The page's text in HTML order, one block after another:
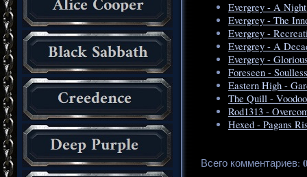
Evergrey - A
Evergrey - The
Evergrey -
Evergrey - A
Evergrey -
Foreseen -
Eastern High -
The Quill -
Rod1313 -
Hexed - Pagans
Всего комментариев: 0